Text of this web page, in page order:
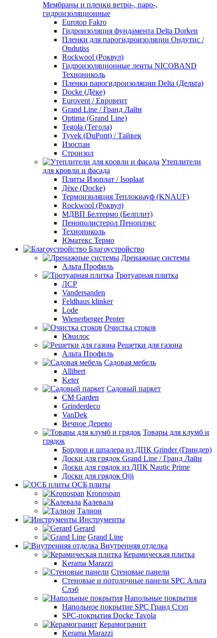
Мембраны и пленки ветро-, паро-,
гидроизоляционные
Eurotop Fakro
Гидроизоляция фундамента Delta Dorken
Пленки для парогидроизоляции Ондутис /
Ondutiss
Rockwool (Роквул)
Гидроизоляционные ленты NICOBAND
Технониколь
Пленки парогидроизоляции Delta (Дельта)
Docke (Дёке)
Eurovent / Евровент
Grand Line / Гранд Лайн
Optima (Grand Line)
Tegola (Тегола)
Tyvek (DuPont) / Тайвек
Изоспан
Строизол
Утеплители
для кровли и фасада
Плиты Изоплат / Isoplaat
Дёке (Docke)
Термоизоляция Теплокнауф (KNAUF)
Rockwool (Роквул)
МДВП Белтермо (Белплит)
Пенополистерол Пеноплэкс
Технониколь
Юматекс Термо
Благоустройство
Дренажные системы
Альта Профиль
Тротуарная плитка
ЛСР
Vandersanden
Feldhaus klinker
Lode
Wienerberger Penter
Очистка стоков
Юнилос
Решетки для газона
Альта Профиль
Садовая мебель
Allibert
Keter
Садовый паркет
CM Garden
Grinderdeco
VanDek
Вечное Дерево
Товары для клумб и
грядок
Бордюр и шпалера из ДПК Grinder (Гриндер)
Доски для грядок Grand Line / Гранд Лайн
Доски для грядок из ДПК Nautic Prime
Доски для грядок Qiji
ОСБ плиты
Kronospan
Калевала
Талион
Инструменты
Gerard
Grand Line
Внутренняя отделка
Керамическая плитка
Kerama Marazzi
Стеновые панели
Стеновые и потолочные панели SPC Альта
Слэб
Напольные покрытия
Напольное покрытие SPC Гранд Стэп
SPC-покрытия Docke Tavola
Керамогранит
Kerama Marazzi